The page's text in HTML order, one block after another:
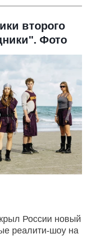
второго
Фото
России новый
реалити-шоу на